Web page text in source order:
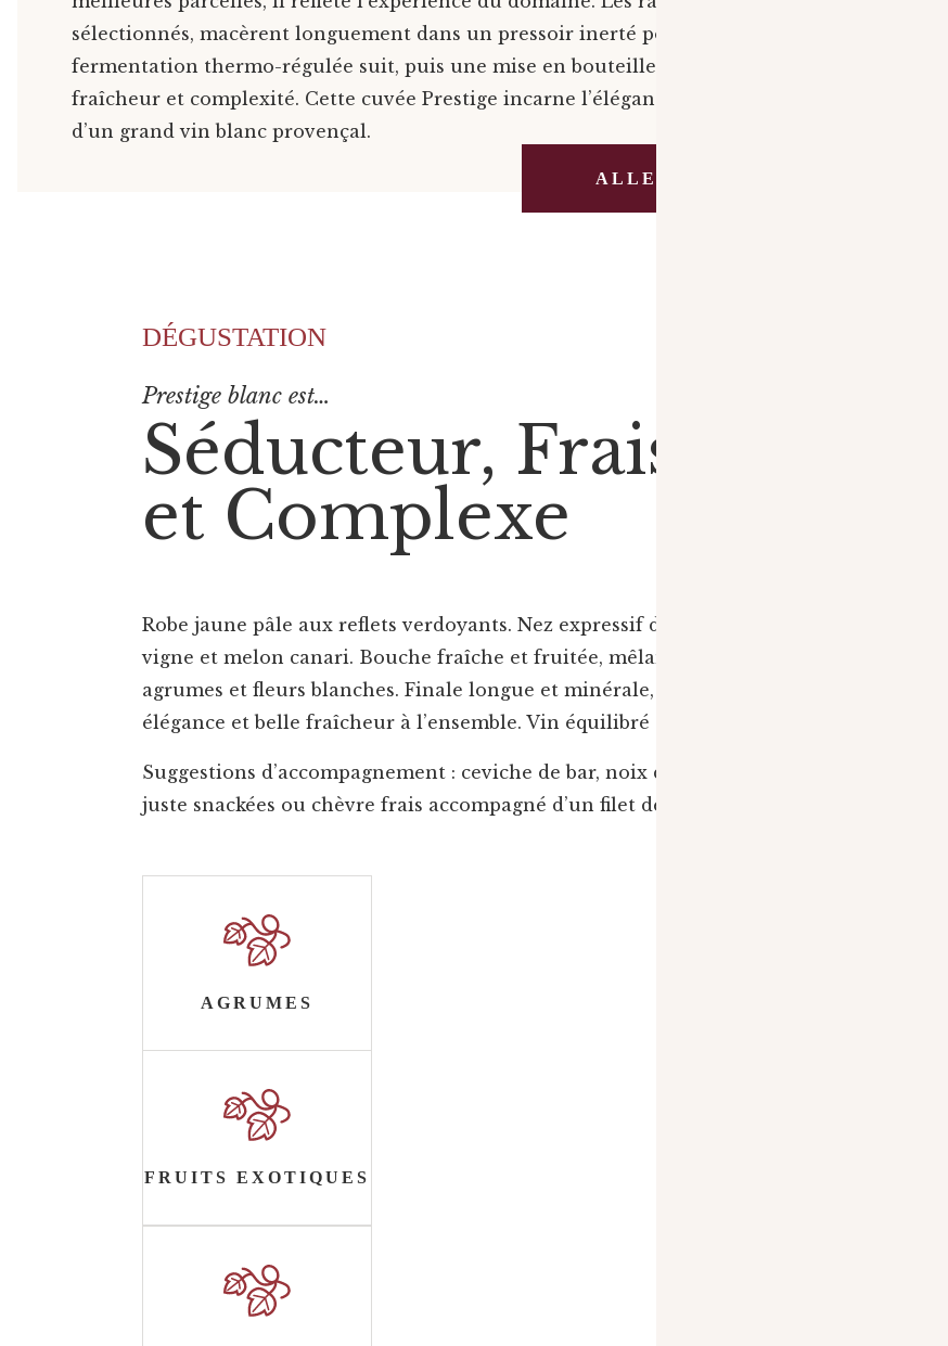
sélectionnés, macèrent longuement dans un pressoir inerté pour préserver leurs arômes. Une
fermentation thermo-régulée suit, puis une mise en bouteille rapide pour conserver
fraîcheur et complexité. Cette cuvée Prestige incarne l’élégance et la richesse aromatique
d’un grand vin blanc provençal.
ALLER À LA BOUTIQUE
DÉGUSTATION
Prestige blanc est…
Séducteur, Frais
et Complexe
Robe jaune pâle aux reflets verdoyants. Nez expressif de poire, pêche de
vigne et melon canari. Bouche fraîche et fruitée, mêlant fruits mûrs,
agrumes et fleurs blanches. Finale longue et minérale, apportant
élégance et belle fraîcheur à l’ensemble. Vin équilibré et aromatique.
Suggestions d’accompagnement : ceviche de bar, noix de Saint-Jacques
juste snackées ou chèvre frais accompagné d’un filet de miel et de thym.
AGRUMES
FRUITS EXOTIQUES